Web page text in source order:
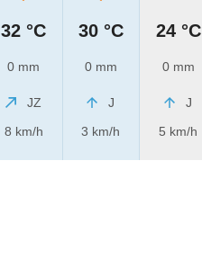
32 °C
0 mm
JZ
8 km/h
30 °C
0 mm
J
3 km/h
24 °C
0 mm
J
5 km/h